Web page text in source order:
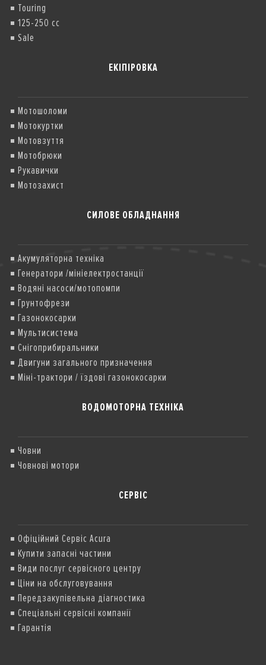
Touring
125-250 cc
Sale
ЕКІПІРОВКА
Мотошоломи
Мотокуртки
Мотовзуття
Мотобрюки
Рукавички
Мотозахист
СИЛОВЕ ОБЛАДНАННЯ
Акумуляторна техніка
Генератори /мініелектростанції
Водяні насоси/мотопомпи
Грунтофрези
Газонокосарки
Мультисистема
Снігоприбиральники
Двигуни загального призначення
Міні-трактори / їздові газонокосарки
ВОДОМОТОРНА ТЕХНІКА
Човни
Човнові мотори
СЕРВІС
Офіційний Сервіс Acura
Купити запасні частини
Види послуг сервісного центру
Ціни на обслуговування
Передзакупівельна діагностика
Спеціальні сервісні компанії
Гарантія